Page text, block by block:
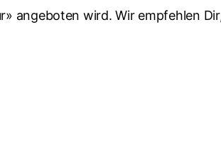
angeboten wird. Wir empfehlen